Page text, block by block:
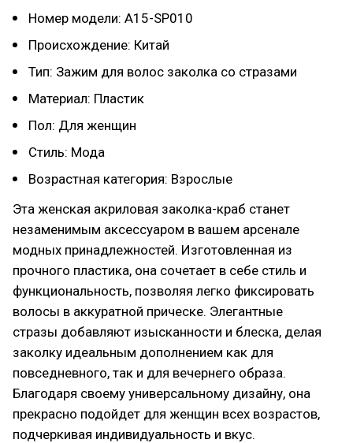
Номер модели: A15-SP010
Происхождение: Китай
Тип: Зажим для волос заколка со стразами
Материал: Пластик
Пол: Для женщин
Стиль: Мода
Возрастная категория: Взрослые
Эта женская акриловая заколка-краб станет
незаменимым аксессуаром в вашем арсенале
модных принадлежностей. Изготовленная из
прочного пластика, она сочетает в себе стиль и
функциональность, позволяя легко фиксировать
волосы в аккуратной прическе. Элегантные
стразы добавляют изысканности и блеска, делая
заколку идеальным дополнением как для
повседневного, так и для вечернего образа.
Благодаря своему универсальному дизайну, она
прекрасно подойдет для женщин всех возрастов,
подчеркивая индивидуальность и вкус.